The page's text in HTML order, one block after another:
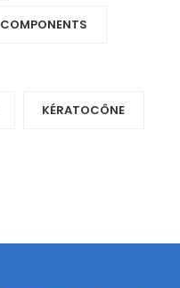
COMPONENTS‎
KÉRATOCÔNE